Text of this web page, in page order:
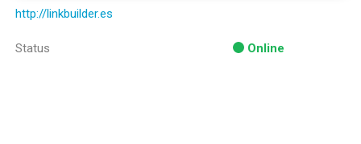
http://linkbuilder.es
Status Online